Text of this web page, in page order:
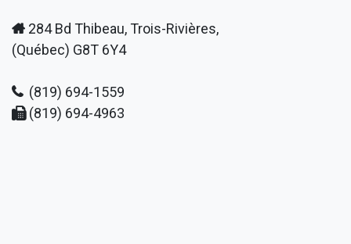
284 Bd Thibeau, Trois-Rivières,
(Québec) G8T 6Y4
(819) 694-1559
(819) 694-4963